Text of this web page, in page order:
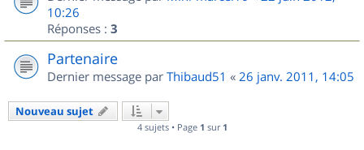
10:26
Réponses : 3
Partenaire
Dernier message par Thibaud51 « 26 janv. 2011, 14:05
Nouveau sujet
4 sujets • Page 1 sur 1